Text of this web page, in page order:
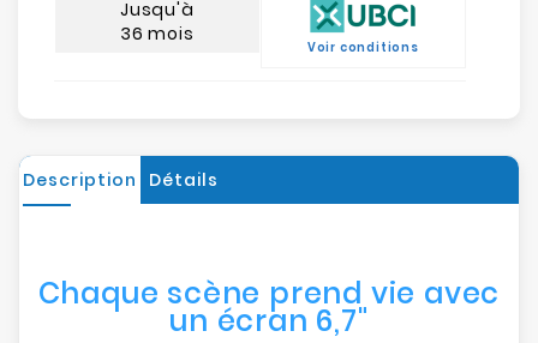
Jusqu'à
36 mois
Voir conditions
Description Détails
Chaque scène prend vie avec
un écran 6,7"